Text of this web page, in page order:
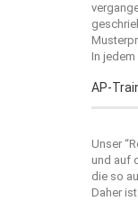
In
AP-
Unser “
und auf
die so
Daher